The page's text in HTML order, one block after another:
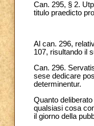
Can. 295, § 2.
titulo praedicto
Al can. 296,
107, risultando il
Can. 296.
sese dedicare
determinentur.
Quanto
qualsiasi cosa
il giorno della